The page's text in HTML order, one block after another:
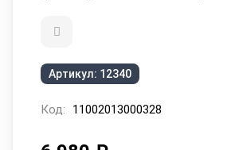
Артикул: 12340
Код: 11002013000328